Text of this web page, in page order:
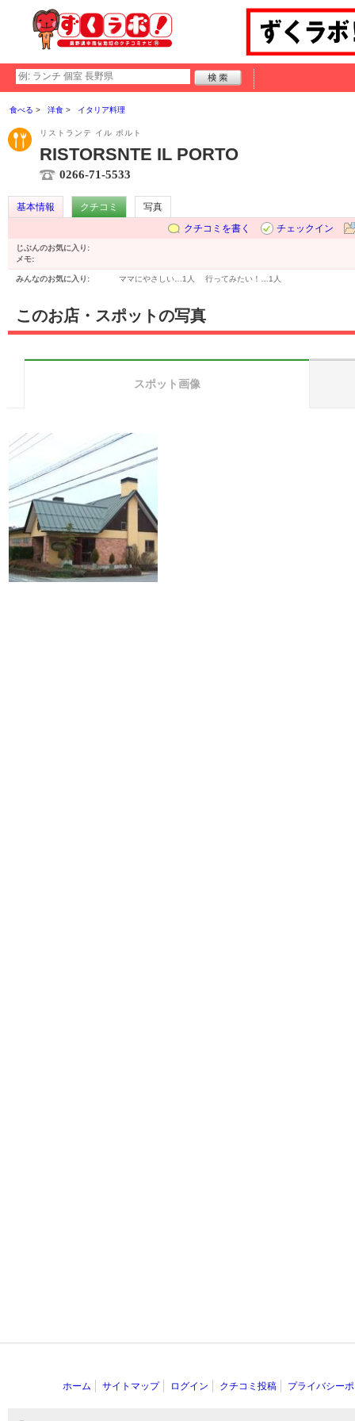
食べる 洋食 イタリア料理
リストランテ イル ポルト
RISTORSNTE IL PORTO
0266-71-5533
基本情報 クチコミ
写真
クチコミを書く
チェックイン
じぶんのお気に入り:
メモ:
みんなのお気に入り: ママにやさしい… 1人 行ってみたい！… 1人
このお店・スポットの写真
スポット画像
ホーム サイトマップ ログイン クチコミ投稿 プライバシー